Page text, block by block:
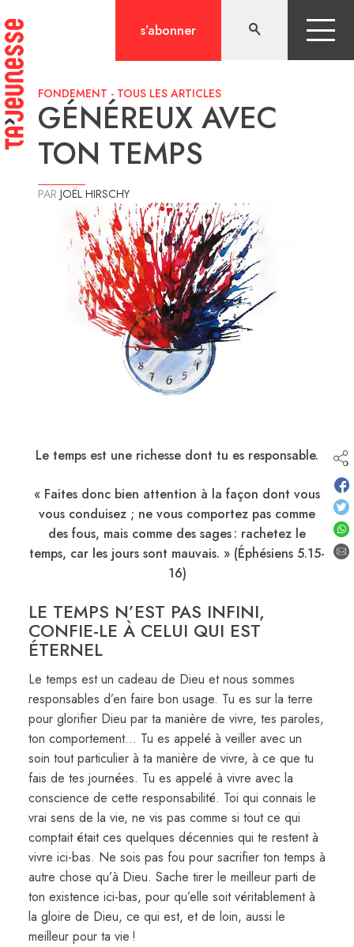
au
contenu
s’abonner
FONDEMENT - TOUS LES ARTICLES
GÉNÉREUX AVEC
TON TEMPS
PAR JOËL HIRSCHY
Le temps est une richesse dont tu es responsable.
« Faites donc bien attention à la façon dont vous
vous conduisez ; ne vous comportez pas comme
des fous, mais comme des sages : rachetez le
temps, car les jours sont mauvais. » (Éphésiens 5.15-
16)
LE TEMPS N’EST PAS INFINI,
CONFIE-LE À CELUI QUI EST
ÉTERNEL
Le temps est un cadeau de Dieu et nous sommes
responsables d’en faire bon usage. Tu es sur la terre
pour glorifier Dieu par ta manière de vivre, tes paroles,
ton comportement… Tu es appelé à veiller avec un
soin tout particulier à ta manière de vivre, à ce que tu
fais de tes journées. Tu es appelé à vivre avec la
conscience de cette responsabilité. Toi qui connais le
vrai sens de la vie, ne vis pas comme si tout ce qui
comptait était ces quelques décennies qui te restent à
vivre ici-bas. Ne sois pas fou pour sacrifier ton temps à
autre chose qu’à Dieu. Sache tirer le meilleur parti de
ton existence ici-bas, pour qu’elle soit véritablement à
la gloire de Dieu, ce qui est, et de loin, aussi le
meilleur pour ta vie !